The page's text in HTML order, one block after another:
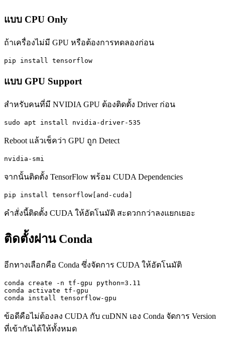
แบบ CPU Only
ถ้าเครื่องไม่มี GPU หรือต้องการทดลองก่อน
pip install tensorflow
แบบ GPU Support
สำหรับคนที่มี NVIDIA GPU ต้องติดตั้ง Driver ก่อน
sudo apt install nvidia-driver-535
Reboot แล้วเช็คว่า GPU ถูก Detect
nvidia-smi
จากนั้นติดตั้ง TensorFlow พร้อม CUDA Dependencies
pip install tensorflow[and-cuda]
คำสั่งนี้ติดตั้ง CUDA ให้อัตโนมัติ สะดวกกว่าลงแยกเยอะ
ติดตั้งผ่าน Conda
อีกทางเลือกคือ Conda ซึ่งจัดการ CUDA ให้อัตโนมัติ
conda create -n tf-gpu python=3.11
conda activate tf-gpu
conda install tensorflow-gpu
ข้อดีคือไม่ต้องลง CUDA กับ cuDNN เอง Conda จัดการ Version
ที่เข้ากันได้ให้ทั้งหมด